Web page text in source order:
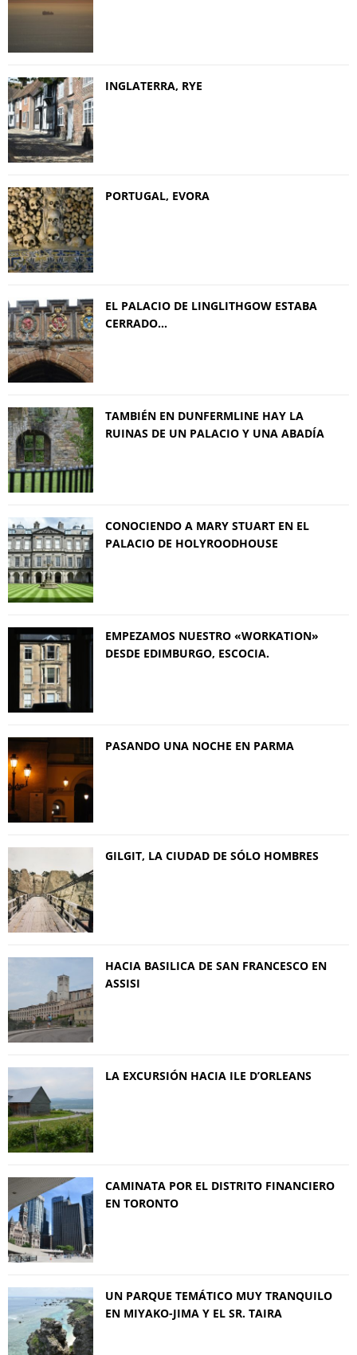
INGLATERRA, RYE
PORTUGAL, EVORA
EL PALACIO DE LINGLITHGOW ESTABA
CERRADO…
TAMBIÉN EN DUNFERMLINE HAY LA
RUINAS DE UN PALACIO Y UNA ABADÍA
CONOCIENDO A MARY STUART EN EL
PALACIO DE HOLYROODHOUSE
EMPEZAMOS NUESTRO «WORKATION»
DESDE EDIMBURGO, ESCOCIA.
PASANDO UNA NOCHE EN PARMA
GILGIT, LA CIUDAD DE SÓLO HOMBRES
HACIA BASILICA DE SAN FRANCESCO EN
ASSISI
LA EXCURSIÓN HACIA ILE D’ORLEANS
CAMINATA POR EL DISTRITO FINANCIERO
EN TORONTO
UN PARQUE TEMÁTICO MUY TRANQUILO
EN MIYAKO-JIMA Y EL SR. TAIRA